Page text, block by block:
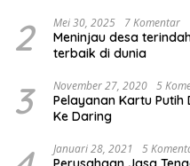
2 Mei 30, 2025 7 Komentar
Meninjau desa
terbaik di dunia
3 November 27, 2020 5
Pelayanan Kartu Putih
Ke Daring
Januari 28, 2021 5